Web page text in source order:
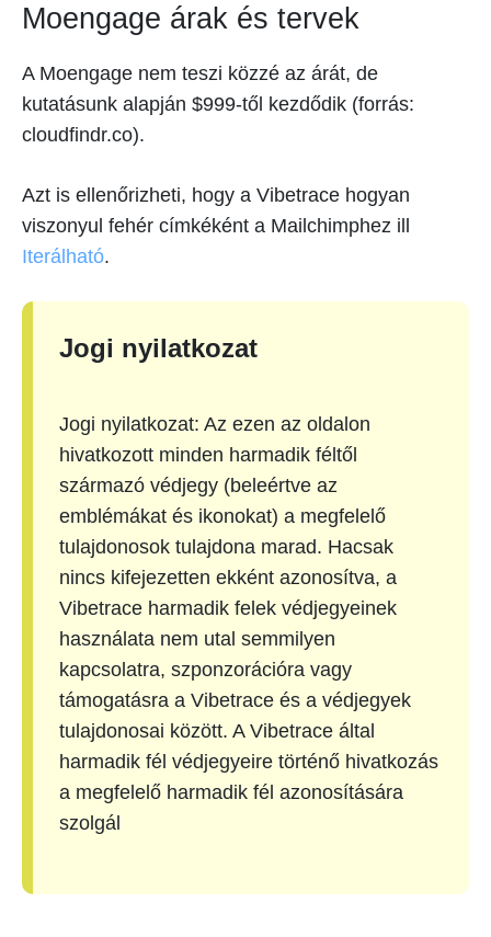
Moengage árak és tervek
A Moengage nem teszi közzé az árát, de
kutatásunk alapján $999-től kezdődik (forrás:
cloudfindr.co).
Azt is ellenőrizheti, hogy a Vibetrace hogyan
viszonyul fehér címkéként a Mailchimphez ill
Iterálható.
Jogi nyilatkozat
Jogi nyilatkozat: Az ezen az oldalon
hivatkozott minden harmadik féltől
származó védjegy (beleértve az
emblémákat és ikonokat) a megfelelő
tulajdonosok tulajdona marad. Hacsak
nincs kifejezetten ekként azonosítva, a
Vibetrace harmadik felek védjegyeinek
használata nem utal semmilyen
kapcsolatra, szponzorációra vagy
támogatásra a Vibetrace és a védjegyek
tulajdonosai között. A Vibetrace által
harmadik fél védjegyeire történő hivatkozás
a megfelelő harmadik fél azonosítására
szolgál